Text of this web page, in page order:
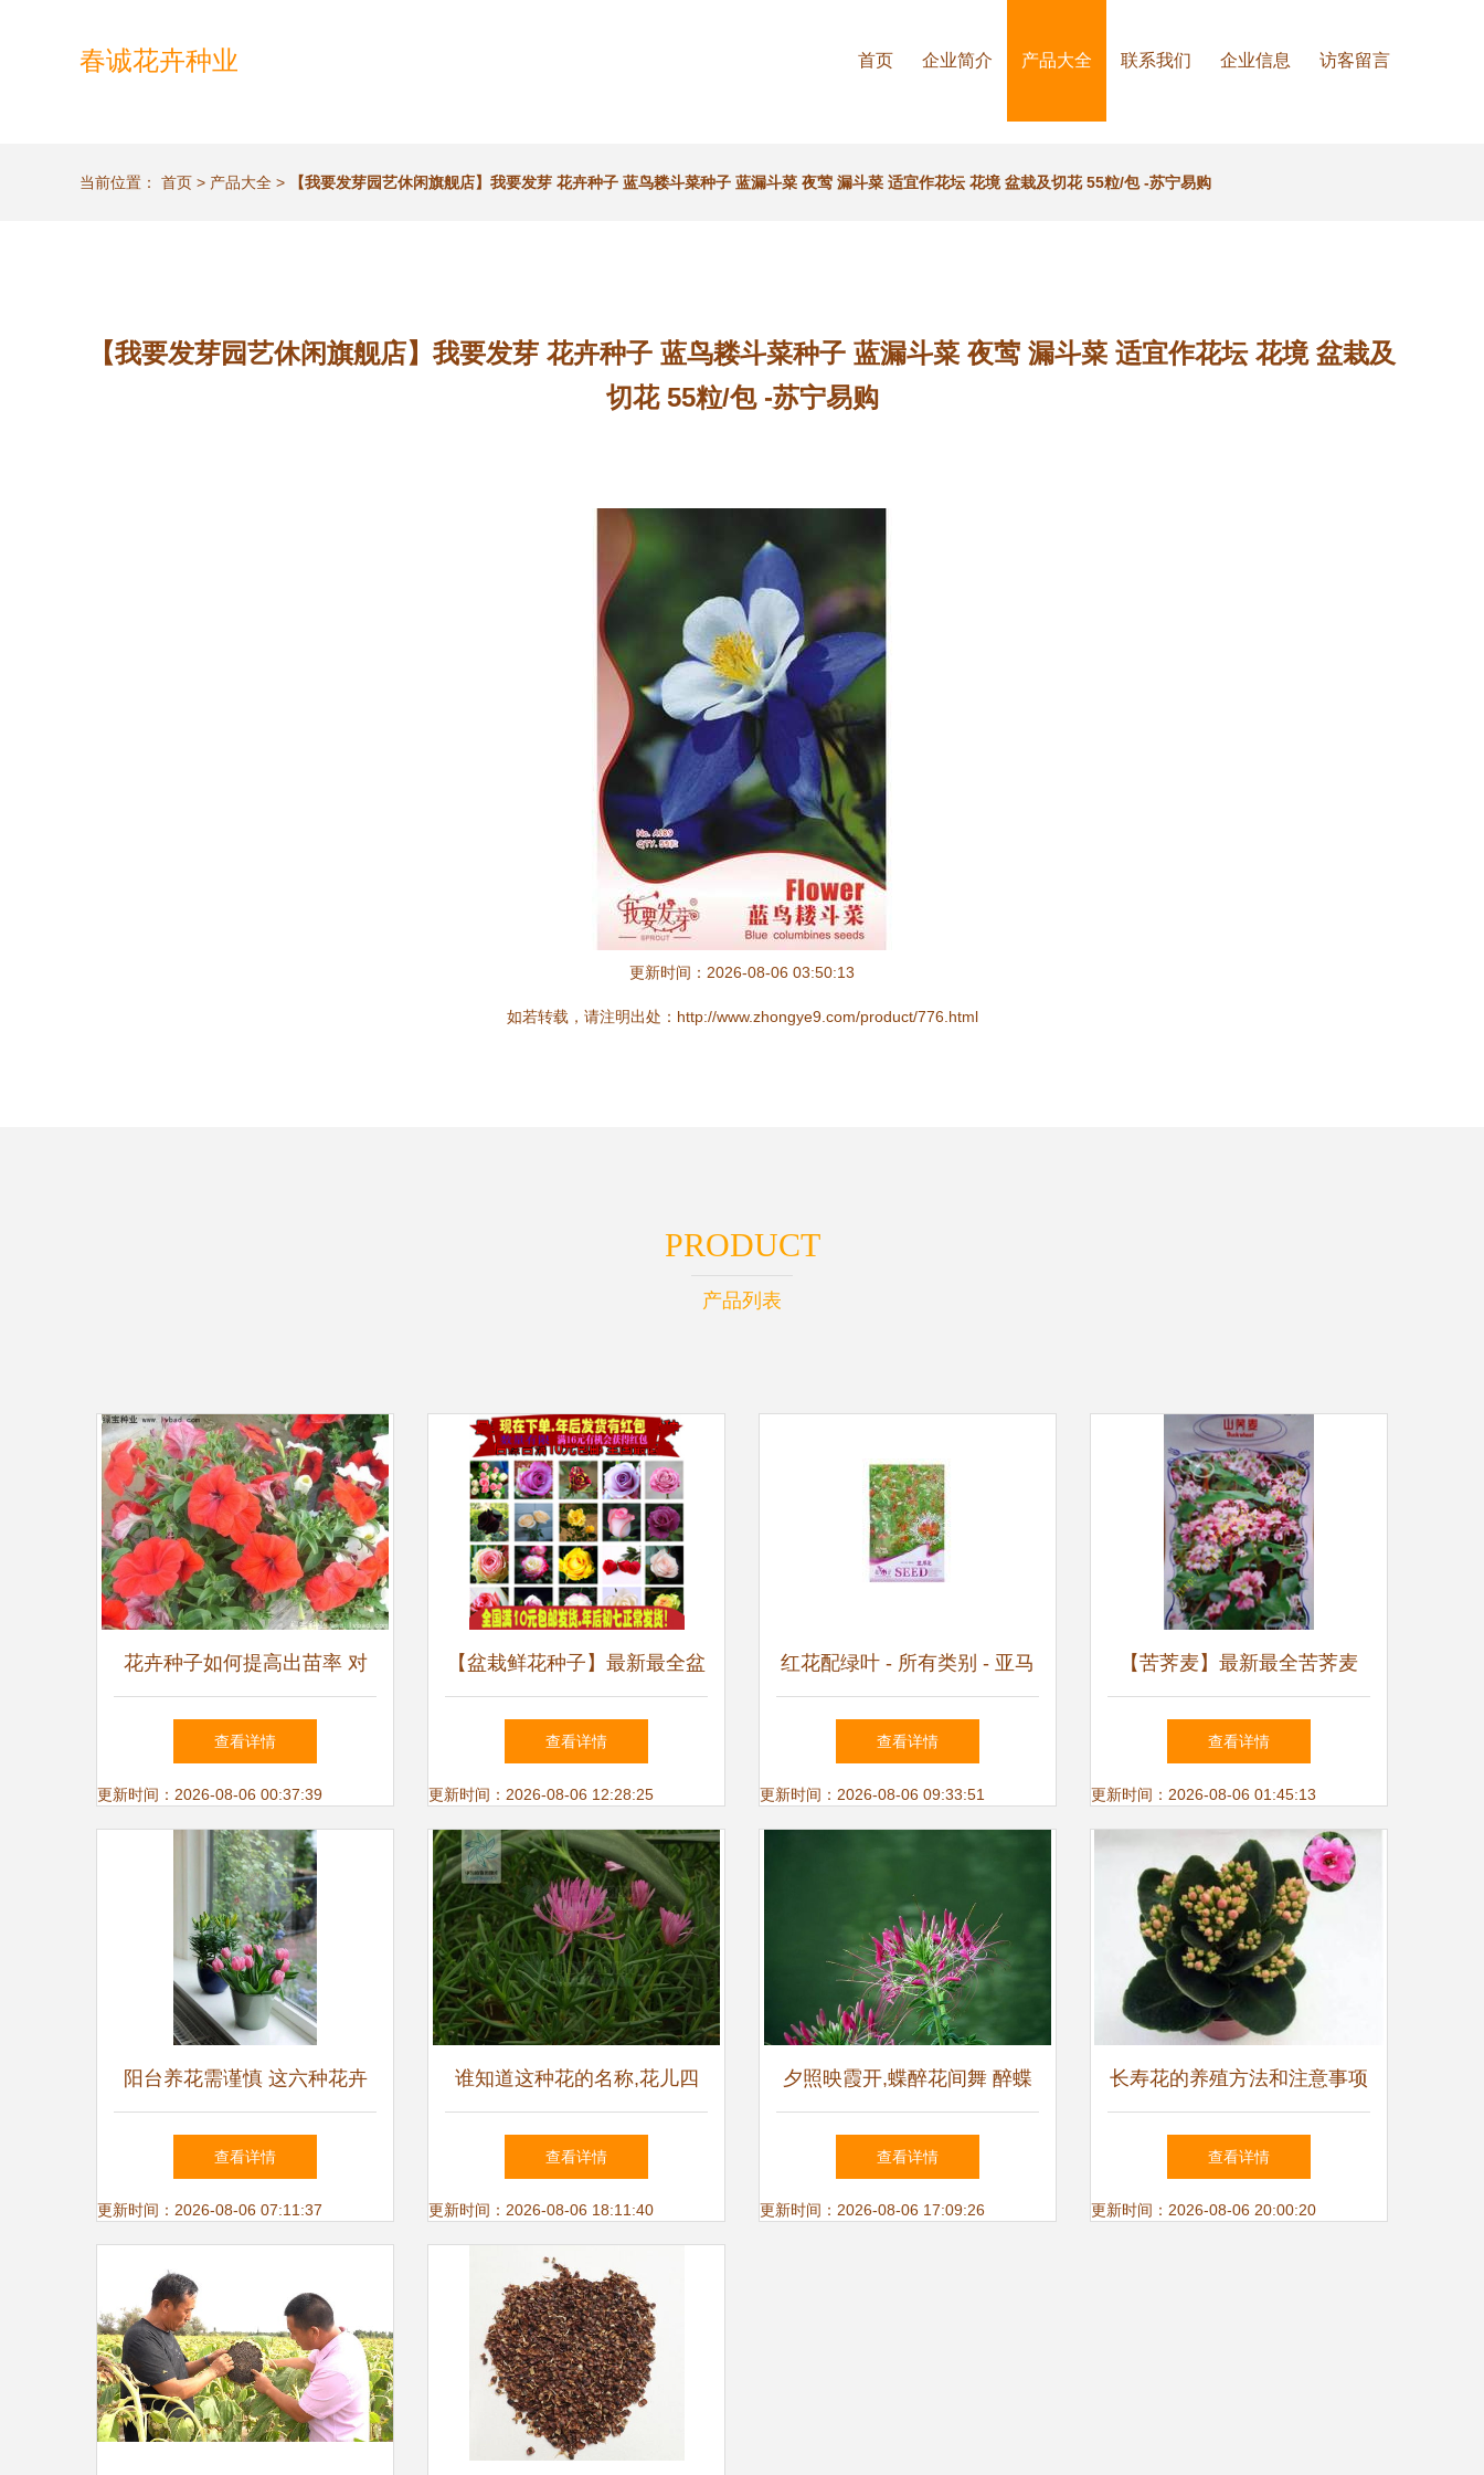
春诚花卉种业 首页 企业简介 产品大全 联系我们 企业信息 访客留言
当前位置： 首页 > 产品大全 > 【我要发芽园艺休闲旗舰店】我要发芽 花卉种子 蓝鸟耧斗菜种子 蓝漏斗菜 夜莺 漏斗菜 适宜作花坛 花境 盆栽及切花 55粒/包 -苏宁易购
【我要发芽园艺休闲旗舰店】我要发芽 花卉种子 蓝鸟耧斗菜种子 蓝漏斗菜 夜莺 漏斗菜 适宜作花坛 花境 盆栽及
切花 55粒/包 -苏宁易购
更新时间：2026-08-06 03:50:13
如若转载，请注明出处：http://www.zhongye9.com/product/776.html
PRODUCT
产品列表
花卉种子如何提高出苗率 对
温度有什么要求吗
查看详情
更新时间：2026-08-06 00:37:39
【盆栽鲜花种子】最新最全盆
栽鲜花种子搭配优惠_一淘网
查看详情
更新时间：2026-08-06 12:28:25
红花配绿叶 - 所有类别 - 亚马
逊
查看详情
更新时间：2026-08-06 09:33:51
【苦荠麦】最新最全苦荠麦
产品参考信息
查看详情
更新时间：2026-08-06 01:45:13
阳台养花需谨慎 这六种花卉
不宜养,家有再多钱也请避开
查看详情
更新时间：2026-08-06 07:11:37
谁知道这种花的名称,花儿四
月份开,粉色的,叶为尖细状的
查看详情
更新时间：2026-08-06 18:11:40
夕照映霞开,蝶醉花间舞 醉蝶
花
查看详情
更新时间：2026-08-06 17:09:26
长寿花的养殖方法和注意事项
查看详情
更新时间：2026-08-06 20:00:20